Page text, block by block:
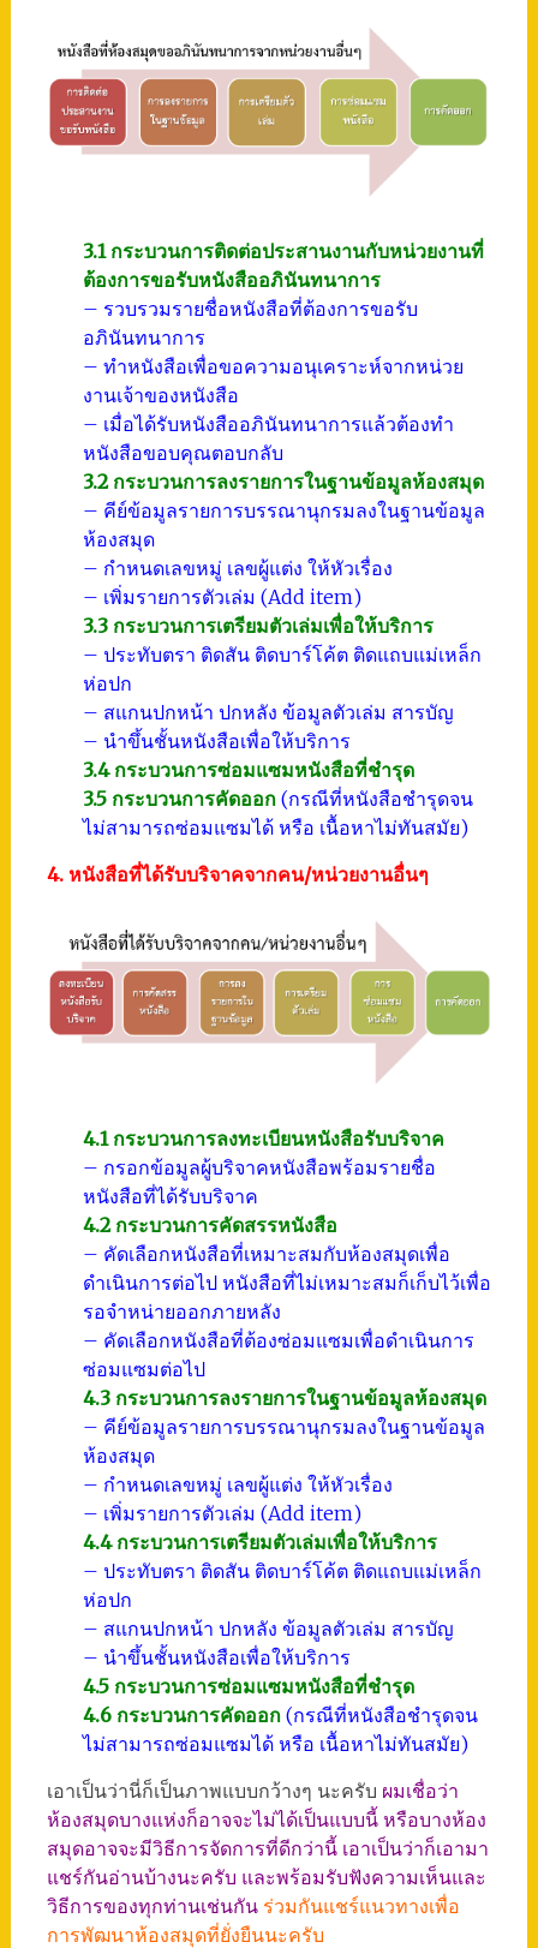
3.1 กระบวนการติดต่อประสานงานกับหน่วยงานที่
ต้องการขอรับหนังสืออภินันทนาการ
– รวบรวมรายชื่อหนังสือที่ต้องการขอรับ
อภินันทนาการ
– ทำหนังสือเพื่อขอความอนุเคราะห์จากหน่วย
งานเจ้าของหนังสือ
– เมื่อได้รับหนังสืออภินันทนาการแล้วต้องทำ
หนังสือขอบคุณตอบกลับ
3.2 กระบวนการลงรายการในฐานข้อมูลห้องสมุด
– คีย์ข้อมูลรายการบรรณานุกรมลงในฐานข้อมูล
ห้องสมุด
– กำหนดเลขหมู่ เลขผู้แต่ง ให้หัวเรื่อง
– เพิ่มรายการตัวเล่ม (Add item)
3.3 กระบวนการเตรียมตัวเล่มเพื่อให้บริการ
– ประทับตรา ติดสัน ติดบาร์โค้ต ติดแถบแม่เหล็ก
ห่อปก
– สแกนปกหน้า ปกหลัง ข้อมูลตัวเล่ม สารบัญ
– นำขึ้นชั้นหนังสือเพื่อให้บริการ
3.4 กระบวนการซ่อมแซมหนังสือที่ชำรุด
3.5 กระบวนการคัดออก(กรณีที่หนังสือชำรุดจน
ไม่สามารถซ่อมแซมได้ หรือ เนื้อหาไม่ทันสมัย)
4. หนังสือที่ได้รับบริจาคจากคน/หน่วยงานอื่นๆ
4.1 กระบวนการลงทะเบียนหนังสือรับบริจาค
– กรอกข้อมูลผู้บริจาคหนังสือพร้อมรายชื่อ
หนังสือที่ได้รับบริจาค
4.2 กระบวนการคัดสรรหนังสือ
– คัดเลือกหนังสือที่เหมาะสมกับห้องสมุดเพื่อ
ดำเนินการต่อไป หนังสือที่ไม่เหมาะสมก็เก็บไว้เพื่อ
รอจำหน่ายออกภายหลัง
– คัดเลือกหนังสือที่ต้องซ่อมแซมเพื่อดำเนินการ
ซ่อมแซมต่อไป
4.3 กระบวนการลงรายการในฐานข้อมูลห้องสมุด
– คีย์ข้อมูลรายการบรรณานุกรมลงในฐานข้อมูล
ห้องสมุด
– กำหนดเลขหมู่ เลขผู้แต่ง ให้หัวเรื่อง
– เพิ่มรายการตัวเล่ม (Add item)
4.4 กระบวนการเตรียมตัวเล่มเพื่อให้บริการ
– ประทับตรา ติดสัน ติดบาร์โค้ต ติดแถบแม่เหล็ก
ห่อปก
– สแกนปกหน้า ปกหลัง ข้อมูลตัวเล่ม สารบัญ
– นำขึ้นชั้นหนังสือเพื่อให้บริการ
4.5 กระบวนการซ่อมแซมหนังสือที่ชำรุด
4.6 กระบวนการคัดออก(กรณีที่หนังสือชำรุดจน
ไม่สามารถซ่อมแซมได้ หรือ เนื้อหาไม่ทันสมัย)
เอาเป็นว่านี่ก็เป็นภาพแบบกว้างๆ นะครับ ผมเชื่อว่า
ห้องสมุดบางแห่งก็อาจจะไม่ได้เป็นแบบนี้ หรือบางห้อง
สมุดอาจจะมีวิธีการจัดการที่ดีกว่านี้ เอาเป็นว่าก็เอามา
แชร์กันอ่านบ้างนะครับ และพร้อมรับฟังความเห็นและ
วิธีการของทุกท่านเช่นกัน ร่วมกันแชร์แนวทางเพื่อ
การพัฒนาห้องสมุดที่ยั่งยืนนะครับ